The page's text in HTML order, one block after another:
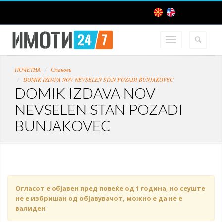
ПОЧЕТНА
Станови
DOMIK IZDAVA NOV NEVSELEN STAN POZADI BUNJAKOVEC
DOMIK IZDAVA NOV
NEVSELEN STAN POZADI
BUNJAKOVEC
Огласот е објавен пред повеќе од 1 година, но сеуште
не е избришан од објавувачот, можно е да не е
валиден